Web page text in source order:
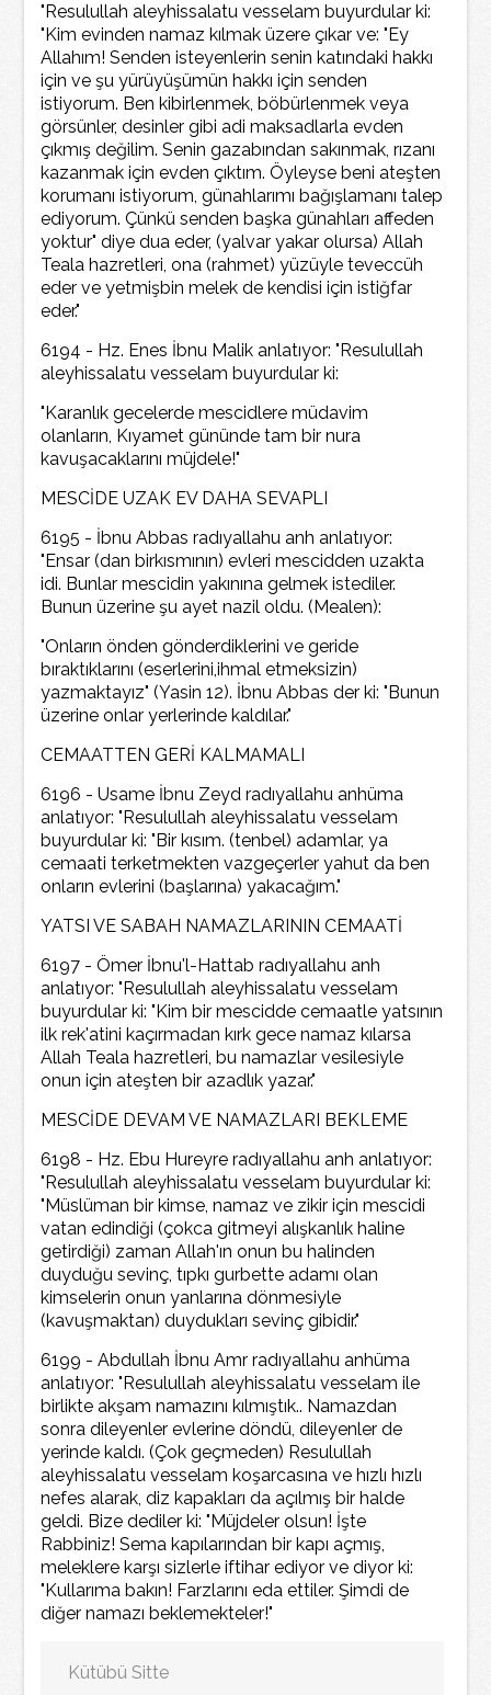
"Resulullah aleyhissalatu vesselam buyurdular ki:
"Kim evinden namaz kılmak üzere çıkar ve: "Ey
Allahım! Senden isteyenlerin senin katındaki hakkı
için ve şu yürüyüşümün hakkı için senden
istiyorum. Ben kibirlenmek, böbürlenmek veya
görsünler, desinler gibi adi maksadlarla evden
çıkmış değilim. Senin gazabından sakınmak, rızanı
kazanmak için evden çıktım. Öyleyse beni ateşten
korumanı istiyorum, günahlarımı bağışlamanı talep
ediyorum. Çünkü senden başka günahları affeden
yoktur" diye dua eder, (yalvar yakar olursa) Allah
Teala hazretleri, ona (rahmet) yüzüyle teveccüh
eder ve yetmişbin melek de kendisi için istiğfar
eder."
6194 - Hz. Enes İbnu Malik anlatıyor: "Resulullah
aleyhissalatu vesselam buyurdular ki:
"Karanlık gecelerde mescidlere müdavim
olanların, Kıyamet gününde tam bir nura
kavuşacaklarını müjdele!"
MESCİDE UZAK EV DAHA SEVAPLI
6195 - İbnu Abbas radıyallahu anh anlatıyor:
"Ensar (dan birkısmının) evleri mescidden uzakta
idi. Bunlar mescidin yakınına gelmek istediler.
Bunun üzerine şu ayet nazil oldu. (Mealen):
"Onların önden gönderdiklerini ve geride
bıraktıklarını (eserlerini,ihmal etmeksizin)
yazmaktayız" (Yasin 12). İbnu Abbas der ki: "Bunun
üzerine onlar yerlerinde kaldılar."
CEMAATTEN GERİ KALMAMALI
6196 - Usame İbnu Zeyd radıyallahu anhüma
anlatıyor: "Resulullah aleyhissalatu vesselam
buyurdular ki: "Bir kısım. (tenbel) adamlar, ya
cemaati terketmekten vazgeçerler yahut da ben
onların evlerini (başlarına) yakacağım."
YATSI VE SABAH NAMAZLARININ CEMAATİ
6197 - Ömer İbnu'l-Hattab radıyallahu anh
anlatıyor: "Resulullah aleyhissalatu vesselam
buyurdular ki: "Kim bir mescidde cemaatle yatsının
ilk rek'atini kaçırmadan kırk gece namaz kılarsa
Allah Teala hazretleri, bu namazlar vesilesiyle
onun için ateşten bir azadlık yazar."
MESCİDE DEVAM VE NAMAZLARI BEKLEME
6198 - Hz. Ebu Hureyre radıyallahu anh anlatıyor:
"Resulullah aleyhissalatu vesselam buyurdular ki:
"Müslüman bir kimse, namaz ve zikir için mescidi
vatan edindiği (çokca gitmeyi alışkanlık haline
getirdiği) zaman Allah'ın onun bu halinden
duyduğu sevinç, tıpkı gurbette adamı olan
kimselerin onun yanlarına dönmesiyle
(kavuşmaktan) duydukları sevinç gibidir."
6199 - Abdullah İbnu Amr radıyallahu anhüma
anlatıyor: "Resulullah aleyhissalatu vesselam ile
birlikte akşam namazını kılmıştık.. Namazdan
sonra dileyenler evlerine döndü, dileyenler de
yerinde kaldı. (Çok geçmeden) Resulullah
aleyhissalatu vesselam koşarcasına ve hızlı hızlı
nefes alarak, diz kapakları da açılmış bir halde
geldi. Bize dediler ki: "Müjdeler olsun! İşte
Rabbiniz! Sema kapılarından bir kapı açmış,
meleklere karşı sizlerle iftihar ediyor ve diyor ki:
"Kullarıma bakın! Farzlarını eda ettiler. Şimdi de
diğer namazı beklemekteler!"
Kütübü Sitte